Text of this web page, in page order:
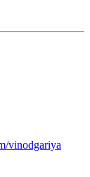
vinodgariya